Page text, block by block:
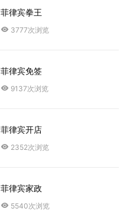
菲律宾拳王
3777次浏览
菲律宾免签
9137次浏览
菲律宾开店
2352次浏览
菲律宾家政
5540次浏览